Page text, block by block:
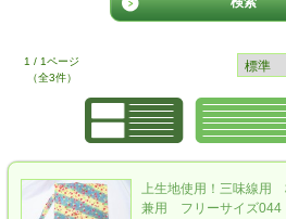
1 / 1ページ
（全3件）
上生地使用！三味線用
兼用 フリーサイズ